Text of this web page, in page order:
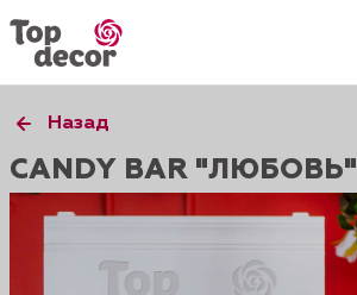
Назад
CANDY BAR "ЛЮБОВЬ"